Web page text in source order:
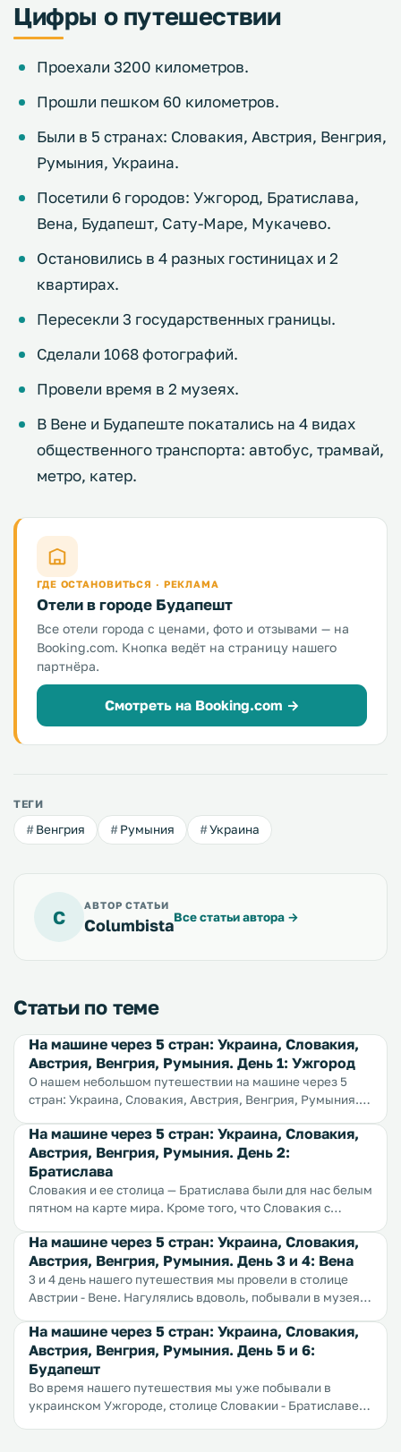
Цифры о путешествии
Проехали 3200 километров.
Прошли пешком 60 километров.
Были в 5 странах: Словакия, Австрия, Венгрия,
Румыния, Украина.
Посетили 6 городов: Ужгород, Братислава,
Вена, Будапешт, Сату-Маре, Мукачево.
Остановились в 4 разных гостиницах и 2
квартирах.
Пересекли 3 государственных границы.
Сделали 1068 фотографий.
Провели время в 2 музеях.
В Вене и Будапеште покатались на 4 видах
общественного транспорта: автобус, трамвай,
метро, катер.
ГДЕ ОСТАНОВИТЬСЯ · РЕКЛАМА
Отели в городе Будапешт
Все отели города с ценами, фото и отзывами — на
Booking.com. Кнопка ведёт на страницу нашего
партнёра.
Смотреть на Booking.com →
ТЕГИ
Венгрия Румыния Украина
C
АВТОР СТАТЬИ
ColumbistaВсе статьи автора →
Статьи по теме
На машине через 5 стран: Украина, Словакия,
Австрия, Венгрия, Румыния. День 1: Ужгород
О нашем небольшом путешествии на машине через 5
стран: Украина, Словакия, Австрия, Венгрия, Румыния.
— Братислава — Вена — Будапешт — Клуж-Напока (?) —
Мукачево — Киев. И первый день нашего путешествия
привел нас в центр Закарпатской области Украины -
город Ужгород.
На машине через 5 стран: Украина, Словакия,
Австрия, Венгрия, Румыния. День 2:
Братислава
Словакия и ее столица — Братислава были для нас белым
пятном на карте мира. Кроме того, что Словакия с
и что у Словакии флаг похож на флаг России, мы,
пожалуй, больше ничего не знали. Поэтому у нас от этой
страны и ожиданий особых не было, она просто была на
нашем пути в Вену. Забегая вперед скажу, что Словакия
всем по порядку.
На машине через 5 стран: Украина, Словакия,
Австрия, Венгрия, Румыния. День 3 и 4: Вена
3 и 4 день нашего путешествия мы провели в столице
Австрии - Вене. Нагулялись вдоволь, побывали в музеях
транспорта, скушали оригинальный Захер, повалялись
на газоне императорского дворца, прошли квест по
добыче продуктов в воскресенье вечером, когда
закрыты все магазины.
На машине через 5 стран: Украина, Словакия,
Австрия, Венгрия, Румыния. День 5 и 6:
Будапешт
Во время нашего путешествия мы уже побывали в
украинском Ужгороде, столице Словакии - Братиславе, и